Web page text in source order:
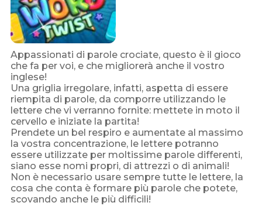
Appassionati di parole crociate, questo è il gioco
che fa per voi, e che migliorerà anche il vostro
inglese!
Una griglia irregolare, infatti, aspetta di essere
riempita di parole, da comporre utilizzando le
lettere che vi verranno fornite: mettete in moto il
cervello e iniziate la partita!
Prendete un bel respiro e aumentate al massimo
la vostra concentrazione, le lettere potranno
essere utilizzate per moltissime parole differenti,
siano esse nomi propri, di attrezzi o di animali!
Non è necessario usare sempre tutte le lettere, la
cosa che conta è formare più parole che potete,
scovando anche le più difficili!